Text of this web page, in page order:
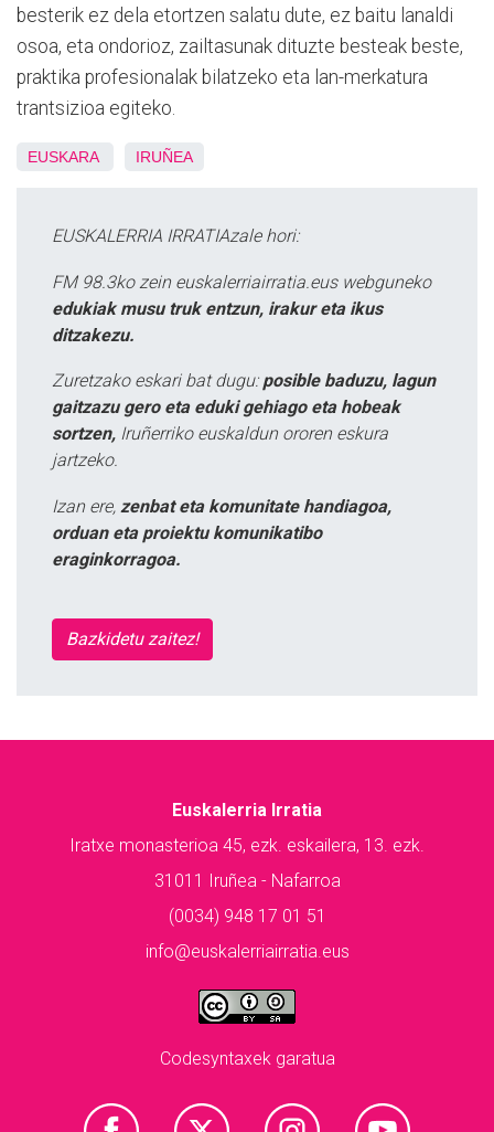
besterik ez dela etortzen salatu dute, ez baitu lanaldi
osoa, eta ondorioz, zailtasunak dituzte besteak beste,
praktika profesionalak bilatzeko eta lan-merkatura
trantsizioa egiteko.
EUSKARA IRUÑEA
EUSKALERRIA IRRATIAzale hori:
FM 98.3ko zein euskalerriairratia.eus webguneko
edukiak musu truk entzun, irakur eta ikus
ditzakezu.
Zuretzako eskari bat dugu: posible baduzu, lagun
gaitzazu gero eta eduki gehiago eta hobeak
sortzen, Iruñerriko euskaldun ororen eskura
jartzeko.
Izan ere, zenbat eta komunitate handiagoa,
orduan eta proiektu komunikatibo
eraginkorragoa.
Bazkidetu zaitez!
Euskalerria Irratia
Iratxe monasterioa 45, ezk. eskailera, 13. ezk.
31011 Iruñea - Nafarroa
(0034) 948 17 01 51
info@euskalerriairratia.eus
Codesyntaxek garatua